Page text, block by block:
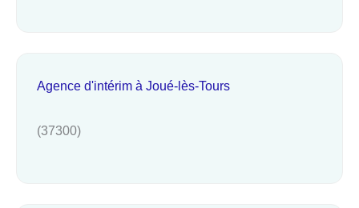
Agence d'intérim à Joué-lès-Tours
(37300)